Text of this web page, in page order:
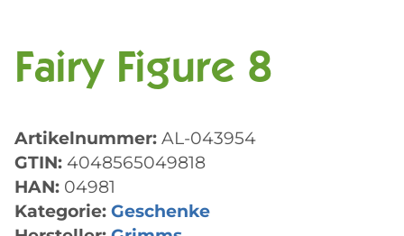
Fairy Figure 8
Artikelnummer: AL-043954
GTIN: 4048565049818
HAN: 04981
Kategorie: Geschenke